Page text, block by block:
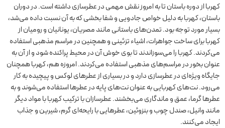
کهربا از دوره باستان تا به امروز نقش مهمی در عطرسازی داشته است. در دوران
باستان، کهربا به دلیل خواص جادویی و شفا بخشی که به آن نسبت داده می‌شد،
بسیار مورد توجه بود. تمدن‌های باستانی مانند مصریان، یونانیان و رومیان از
کهربا برای ساخت جواهرات، اشیاء تزئینی و همچنین در مراسم مذهبی استفاده
می‌کردند. کهربا را می‌سوزاندند تا بوی خوش آن در محیط پراکنده شود و از آن به
عنوان بخور در مراسم‌های مذهبی استفاده می‌کردند. امروزه هم، کهربا همچنان
جایگاه ویژه‌ای در عطرسازی دارد و در بسیاری از عطرهای لوکس و پیچیده به کار
می‌رود. نت‌های کهربایی به عنوان نت‌های پایه در عطرها استفاده می‌شوند و به
عطرها گرما، عمق و ماندگاری می‌بخشند. عطرسازان با ترکیب کهربا با مواد دیگر
مانند وانیل، صندل چوب و بنزوئین، عطرهایی با رایحه‌ای گرم، شیرین و جذاب
ایجاد می‌کنند.